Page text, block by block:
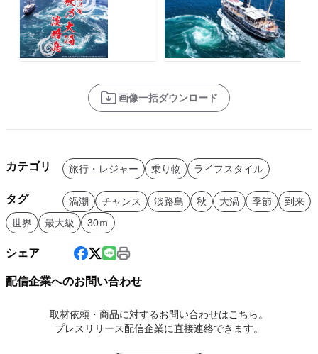
画像一括ダウンロード
カテゴリ 旅行・レジャー 乗り物 ライフスタイル
タグ 渦潮 チャンス 淡路島 秋 大渦 季節
到来
世界
最大級 30ｍ
シェア
配信企業へのお問い合わせ
取材依頼・商品に対するお問い合わせはこちら。
プレスリリース配信企業に直接連絡できます。